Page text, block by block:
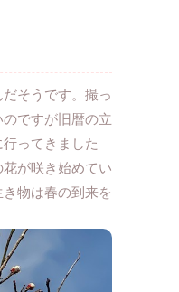
そうです。撮っ
ですが旧暦の立
ってきました
が咲き始めてい
物は春の到来を